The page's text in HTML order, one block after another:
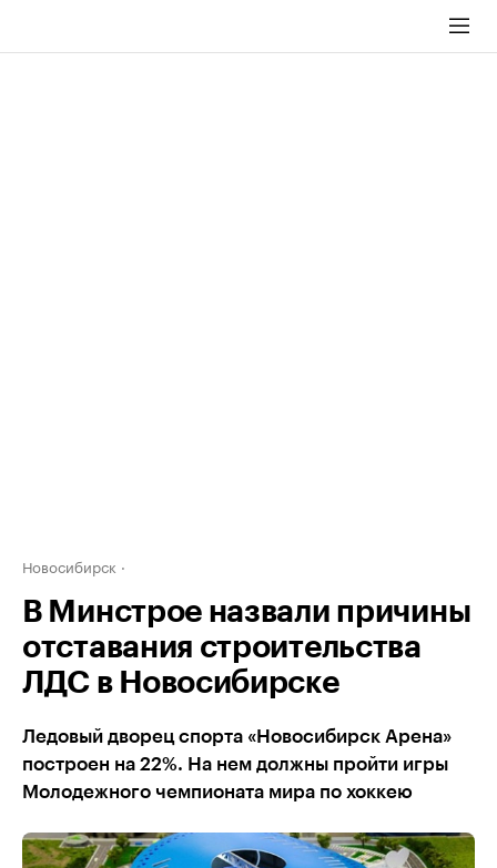
Новосибирск
В Минстрое назвали причины
отставания строительства
ЛДС в Новосибирске
Ледовый дворец спорта «Новосибирск Арена»
построен на 22%. На нем должны пройти игры
Молодежного чемпионата мира по хоккею